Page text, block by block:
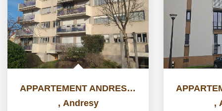
APPARTEMENT ANDRESY - 2 pièce(s) - 53.39 m2
, Andresy ,